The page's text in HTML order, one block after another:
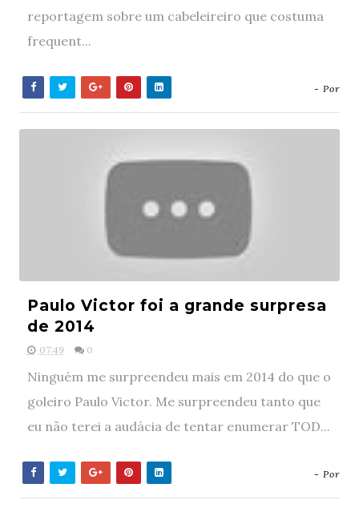
reportagem sobre um cabeleireiro que costuma
frequent...
- Por
Paulo Victor foi a grande surpresa
de 2014
07:49 0
Ninguém me surpreendeu mais em 2014 do que o
goleiro Paulo Victor. Me surpreendeu tanto que
eu não terei a audácia de tentar enumerar TOD...
- Por